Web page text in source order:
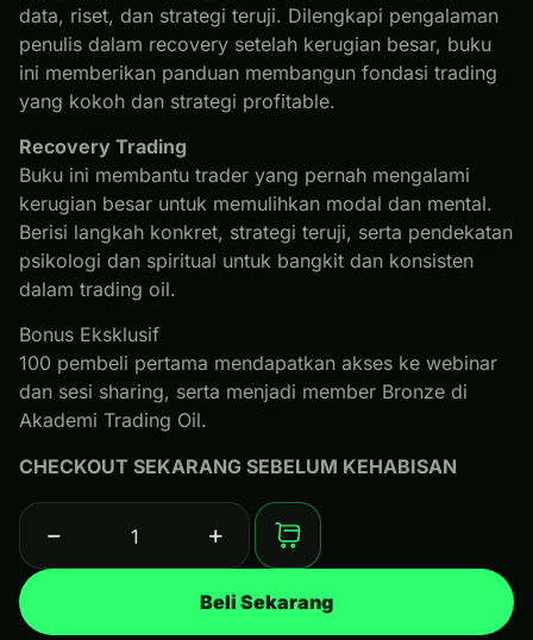
data, riset, dan strategi teruji. Dilengkapi pengalaman
penulis dalam recovery setelah kerugian besar, buku
ini memberikan panduan membangun fondasi trading
yang kokoh dan strategi profitable.
Recovery Trading
Buku ini membantu trader yang pernah mengalami
kerugian besar untuk memulihkan modal dan mental.
Berisi langkah konkret, strategi teruji, serta pendekatan
psikologi dan spiritual untuk bangkit dan konsisten
dalam trading oil.
Bonus Eksklusif
100 pembeli pertama mendapatkan akses ke webinar
dan sesi sharing, serta menjadi member Bronze di
Akademi Trading Oil.
CHECKOUT SEKARANG SEBELUM KEHABISAN
− + Tambah ke keranjang
Beli Sekarang